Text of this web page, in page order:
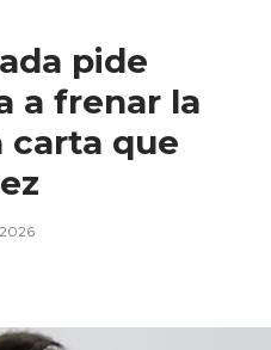
pide
a frenar la
carta que